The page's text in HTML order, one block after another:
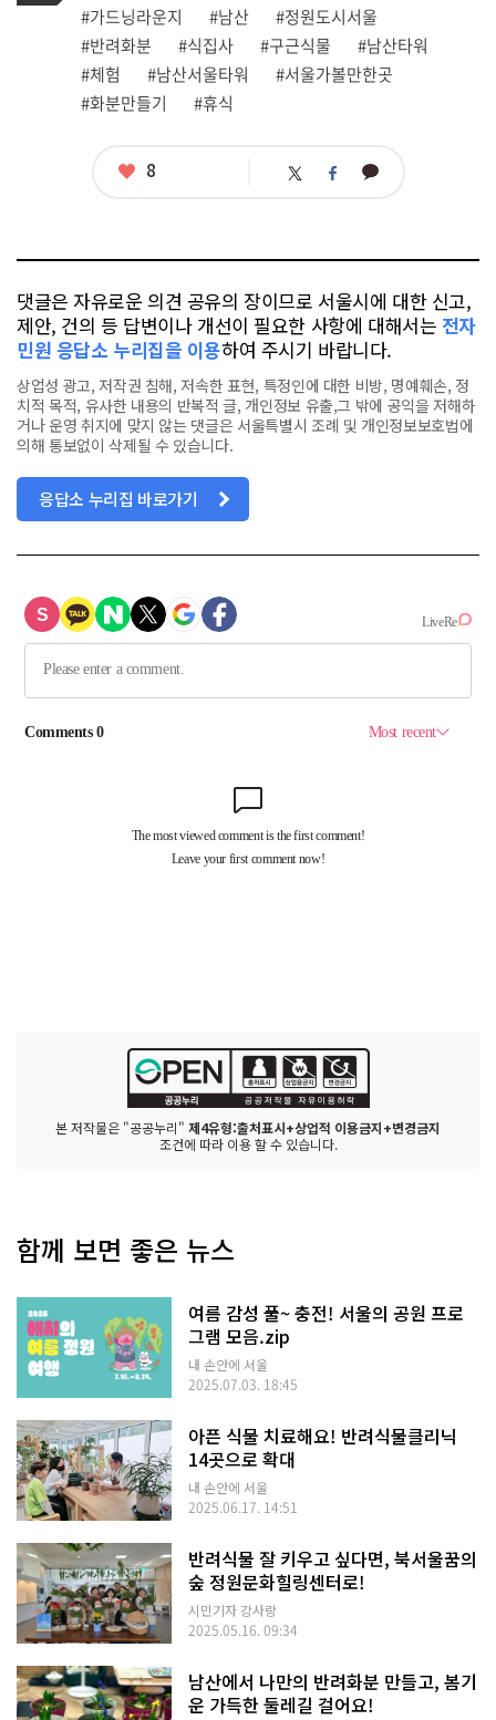
관
련
태
그
그
#가드닝라운지
#남산
#정원도시서울
#반려화분
#식집사 #구근식물
#남산타워
#체험
#남산서울타워
#서울가볼만한곳
#화분만들기
#휴식
좋
8 트 페 카
댓글은 자유로운 의견 공유의 장이므로 서울시에 대한 신고,
제안, 건의 등 답변이나 개선이 필요한 사항에 대해서는 전자
민원 응답소 누리집을 이용하여 주시기 바랍니다.
상업성 광고, 저작권 침해, 저속한 표현, 특정인에 대한 비방, 명예훼손, 정
치적 목적, 유사한 내용의 반복적 글, 개인정보 유출,그 밖에 공익을 저해하
거나 운영 취지에 맞지 않는 댓글은 서울특별시 조례 및 개인정보보호법에
의해 통보없이 삭제될 수 있습니다.
응답소 누리집 바로가기
본 저작물은 "공공누리" 제4유형:출처표시+상업적 이용금지+변경금지
조건에 따라 이용 할 수 있습니다.
함께 보면 좋은 뉴스
여름 감성 풀~ 충전! 서울의 공원 프로
그램 모음.zip
내 손안에 서울
2025.07.03. 18:45
아픈 식물 치료해요! 반려식물클리닉
14곳으로 확대
내 손안에 서울
2025.06.17. 14:51
반려식물 잘 키우고 싶다면, 북서울꿈의
숲 정원문화힐링센터로!
시민기자 강사랑
2025.05.16. 09:34
남산에서 나만의 반려화분 만들고, 봄기
운 가득한 둘레길 걸어요!